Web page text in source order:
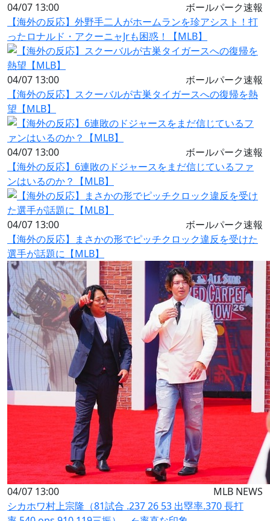
04/07 13:00
ボールパーク速報
【海外の反応】外野手二人がホームランを珍アシスト！打
ったロナルド・アクーニャJrも困惑！【MLB】
04/07 13:00
ボールパーク速報
【海外の反応】スクーバルが古巣タイガースへの復帰を熱
望【MLB】
04/07 13:00
ボールパーク速報
【海外の反応】6連敗のドジャースをまだ信じているファ
ンはいるのか？【MLB】
04/07 13:00
ボールパーク速報
【海外の反応】まさかの形でピッチクロック違反を受けた
選手が話題に【MLB】
04/07 13:00
MLB NEWS
シカホワ村上宗隆（81試合 .237 26 53 出塁率.370 長打